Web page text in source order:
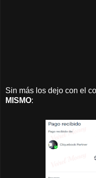
Sin más los dejo con el
MISMO: